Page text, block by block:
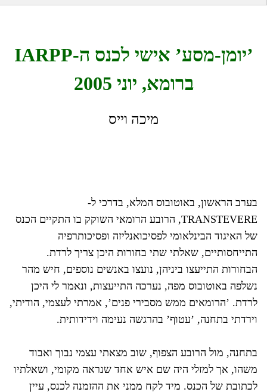
’יומן-מסע’ אישי לכנס ה-IARPP
ברומא, יוני 2005
מיכה וייס
בערב הראשון, באוטובוס המלא, בדרכי ל-
TRANSTEVERE, הרובע הרומאי השוקק בו התקיים הכנס
של האיגוד הבינלאומי לפסיכואנליזה ופסיכותרפיה
התייחסותיים, שאלתי שתי בחורות היכן צריך לרדת.
הבחורות התייעצו ביניהן, נועצו באנשים נוספים, חיש מהר
נשלפה באוטובוס מפה, נערכה התייעצות, ונאמר לי היכן
לרדת. ’הרומאים ממש מסבירי פנים’, אמרתי לעצמי, הודיתי,
וירדתי בתחנה, ’עטוף’ בהרגשה נעימה וידידותית.
בתחנה, מול הרובע הצפוף, שוב מצאתי עצמי נבוך ואבוד
משהו, אך למזלי היה שם איש אחד שנראה מקומי, ושאלתיו
לכתובת של הכנס. מיד לקח ממני את ההזמנה לכנס, עיין